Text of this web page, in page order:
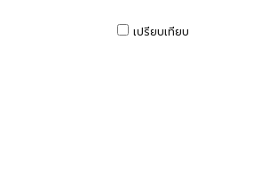
เปรียบเทียบ